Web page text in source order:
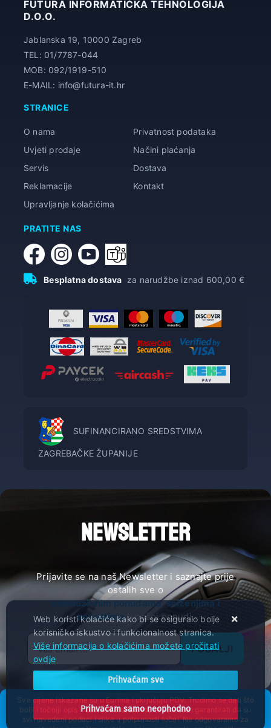
FUTURA INFORMATIČKA TEHNOLOGIJA
D.O.O.
Jablanska 19, 10000 Zagreb
TEL: 01/7787-044
MOB: 092/1919-510
E-MAIL: info@futura-it.hr
STRANICE
O nama
Privatnost podataka
Uvjeti prodaje
Načini plaćanja
Servis
Dostava
Reklamacije
Kontakt
Upravljanje kolačićima
PRATITE NAS
Besplatna dostava za narudžbe iznad 600,00 €
SUFINANCIRANO SREDSTVIMA
ZAGREBAČKE ŽUPANIJE
NEWSLETTER
Prijavite se na naš Newsletter i saznajte prije
ostalih sve o
ekskluzivnim ponudama, sniženjima i
novostimau našoj ponudi.
POŠALJI
Sve cijene iskazane su u Eurima i uključuju PDV. Trudimo se dati što
bolji i točniji opis i sliku. Unatoč tome, ne možemo garantirati da su
svi navedeni podaci i slike u potpunosti točni. Ne odgovaramo za
Web koristi kolačiće kako bi se osiguralo bolje
korisničko iskustvo i funkcionalnost stranica.
Više informacija o kolačićima možete pročitati
ovdje
Prihvaćam sve
Prihvaćam samo neophodno